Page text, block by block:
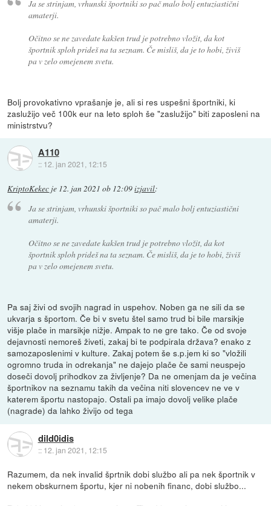
Ja se strinjam, vrhunski športniki so pač malo bolj entuziastični
amaterji.
Očitno se ne zavedate kakšen trud je potrebno vložit, da kot
športnik sploh prideš na ta seznam. Če misliš, da je to hobi, živiš
pa v zelo omejenem svetu.
Bolj provokativno vprašanje je, ali si res uspešni športniki, ki
zaslužijo več 100k eur na leto sploh še "zaslužijo" biti zaposleni na
ministrstvu?
A110
:: 12. jan 2021, 12:15
KriptoKekec je 12. jan 2021 ob 12:09izjavil:
Ja se strinjam, vrhunski športniki so pač malo bolj entuziastični
amaterji.
Očitno se ne zavedate kakšen trud je potrebno vložit, da kot
športnik sploh prideš na ta seznam. Če misliš, da je to hobi, živiš
pa v zelo omejenem svetu.
Pa saj živi od svojih nagrad in uspehov. Noben ga ne sili da se
ukvarja s športom. Če bi v svetu štel samo trud bi bile marsikje
višje plače in marsikje nižje. Ampak to ne gre tako. Če od svoje
dejavnosti nemoreš živeti, zakaj bi te podpirala država? enako z
samozaposlenimi v kulture. Zakaj potem še s.p.jem ki so "vložili
ogromno truda in odrekanja" ne dajejo plače če sami neuspejo
doseči dovolj prihodkov za življenje? Da ne omenjam da je večina
športnikov na seznamu takih da večina niti slovencev ne ve v
katerem športu nastopajo. Ostali pa imajo dovolj velike plače
(nagrade) da lahko živijo od tega
dild0idis
:: 12. jan 2021, 12:15
Razumem, da nek invalid šprtnik dobi službo ali pa nek športnik v
nekem obskurnem športu, kjer ni nobenih financ, dobi službo...